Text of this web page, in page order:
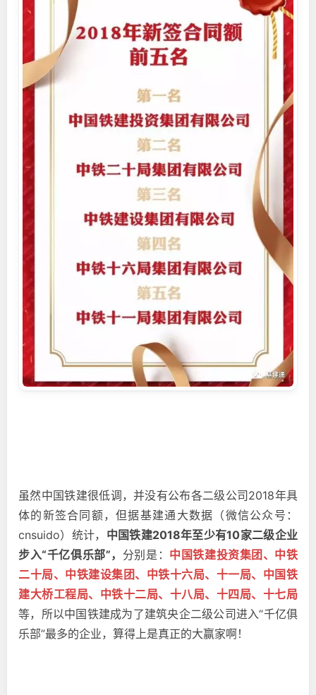
虽然中国铁建很低调，并没有公布各二级公司2018年具
体的新签合同额，但据基建通大数据（微信公众号：
cnsuido）统计， 中国铁建2018年至少有10家二级企业
步入“千亿俱乐部”， 分别是： 中国铁建投资集团、中铁
二十局、中铁建设集团、中铁十六局、十一局、中国铁
建大桥工程局、中铁十二局、十八局、十四局、十七局
等，所以中国铁建成为了建筑央企二级公司进入“千亿俱
乐部”最多的企业，算得上是真正的大赢家啊！